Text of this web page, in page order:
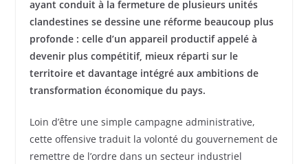
ayant conduit à la fermeture de plusieurs unités
clandestines se dessine une réforme beaucoup plus
profonde : celle d’un appareil productif appelé à
devenir plus compétitif, mieux réparti sur le
territoire et davantage intégré aux ambitions de
transformation économique du pays.
Loin d’être une simple campagne administrative,
cette offensive traduit la volonté du gouvernement de
remettre de l’ordre dans un secteur industriel